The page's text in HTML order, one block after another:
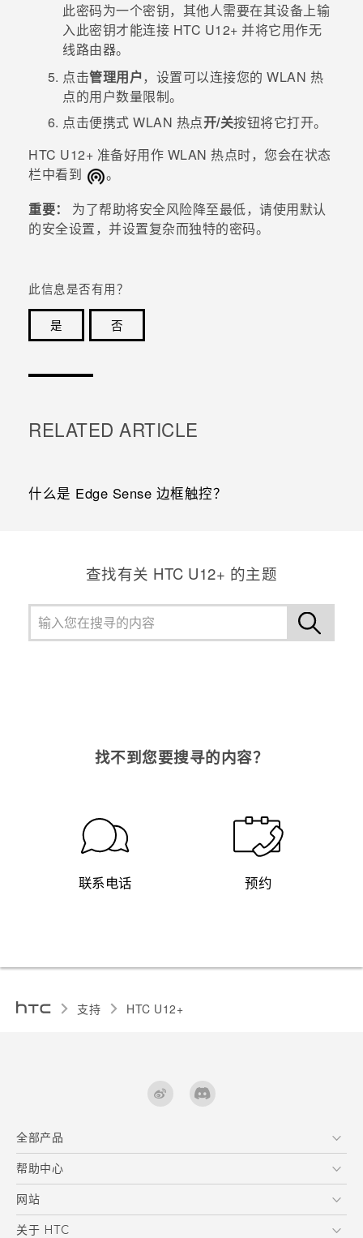
此密码为一个密钥，其他人需要在其设备上输
入此密钥才能连接 HTC U12+ 并将它用作无
线路由器。
点击管理用户，设置可以连接您的 WLAN 热
点的用户数量限制。
点击便携式 WLAN 热点开/关按钮将它打开。
HTC U12+ 准备好用作 WLAN 热点时，您会在状态
栏中看到
。
重要：
为了帮助将安全风险降至最低，请使用默认
的安全设置，并设置复杂而独特的密码。
此信息是否有用？
是
否
RELATED ARTICLE
什么是 Edge Sense 边框触控？
查找有关 HTC U12+ 的主题
找不到您要搜寻的内容？
联系电话 预约
支持 HTC U12+‎
全部产品
区块链智能手机
VIVE
帮助中心
在线客服
支援与服务
网站
HTC Dev
关于 HTC